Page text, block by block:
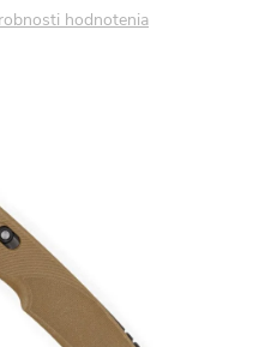
hodnotenia